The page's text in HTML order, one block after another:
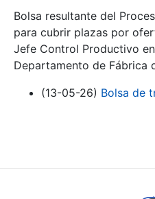
Mostra/Amaga
Mostra/Amaga
Bolsa resultante del
para cubrir plazas por
Jefe Control Productivo
Departamento de Fábrica
(13-05-26) Bolsa de